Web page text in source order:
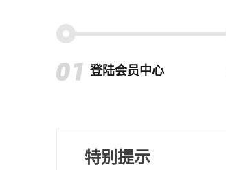
登陆会员中心
特别提示